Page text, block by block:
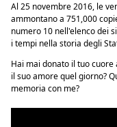
Al 25 novembre 2016, le
ammontano a 751,000
numero 10 nell'elenco dei
i tempi nella storia degli
Hai mai donato il tuo
il suo amore quel giorno?
memoria con me?